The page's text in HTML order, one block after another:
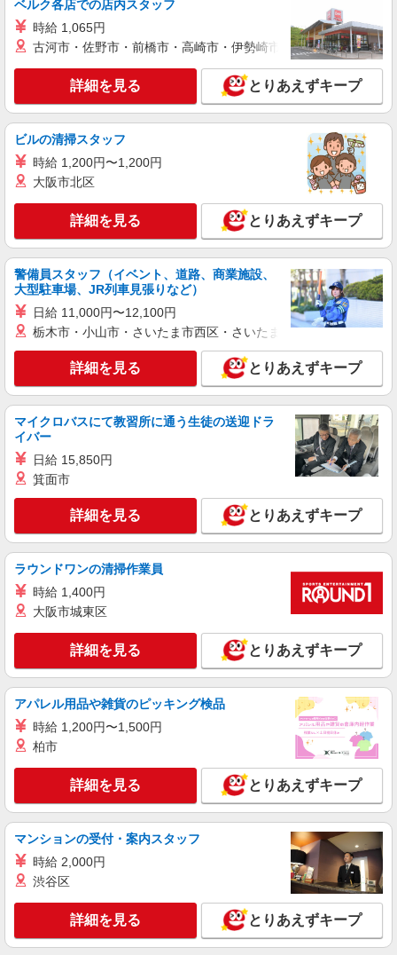
大学の設備メンテナンススタッフ
月給250,000円〜400,000円 ※保有資格により
変動 ※経験・能力・前職の給与額は最大限考慮 ※
試用・研修期間：3ヶ月（同条件） 給与例 年収
380万円・入社2年目／設備管理（30歳）・月給26
万円（手当含む）＋賞与 ＜資格手当の一例＞（最
大7万円） 電気主任技術者 ・1種、2種（月3万
5000円） 建築物環境衛生管理技術者（月7000円）
冷凍機械責任者3種（月3000円） 消防設備士 な
東京都港区三田
キープ 詳細を見る
東京美装興業株式会社 東京第一支店
オフィスビルの設備保守・点検スタッフ
月給250,000円〜400,000円 ※保有資格により
変動 ※経験・能力・前職の給与額は最大限考慮 ※
試用・研修期間：3ヶ月（同条件） 給与例 年収
380万円・入社2年目／設備管理（30歳）・月給26
万円（手当含む）＋賞与 ＜資格手当の一例＞（最
大7万円） 電気主任技術者 ・1種、2種（月3万
円） ・3種（月1万5000円） 電気工事士2種（月
5000円） 建築物環境衛生管理技術者（月7000円）
冷凍機械責任者3種（月3000円） 消防設備士 な
東京都港区六本木
キープ 詳細を見る
正社員
東京美装興業株式会社 東京第一支店
複合タワーの設備点検スタッフ
月給320,000円〜400,000円 ※保有資格により
変動 ※経験・能力・前職の給与額は最大限考慮 ※
試用・研修期間：3ヶ月（同条件） 給与例 年収
440万円・入社2年目／月給32.5万円（手当含む）
＋賞与 年収480万円・入社3年目／月給35万円（手
種（月1万5000円） 電気工事士2種（月5000円）
建築物環境衛生管理技術者（月7000円） 冷凍機械
責任者3種（月3000円） 消防設備士 など
東京都港区南青山3丁目
キープ 詳細を見る
東京美装興業株式会社 東京第一支店
複合タワーの設備メンテナンススタッフ
月給25万円〜40万円 ※保有資格により変動 ※
経験・能力・前職の給与額は最大限考慮 ※試用・
円・入社2年目／設備管理（30歳）・月給26万円
（手当含む）＋賞与 ＜資格手当の一例＞（最大7
万円） 電気主任技術者 ・1種、2種（月3万円） ・
3種（月1万5000円） 電気工事士2種（月5000円）
建築物環境衛生管理技術者（月7000円） 冷凍機械
責任者3種（月3000円） 消防設備士 など
キープ 詳細を見る
正社員
東京美装興業株式会社 東京第一支店
複合タワーの統括責任者（建物管理）
月給35万円〜45万円 ※経験・能力による 年収
例 ・月給35万円の場合 （1年目）年収420万円
（2年目）年収480万円※賞与年2回含む ・月給45
万円の場合 （1年目）年収540万円 （2年目）年収
620万円※賞与年2回含む
東京都港区南青山3丁目
キープ 詳細を見る
アルバイト パート
大和ライフネクスト株式会社 SYUTOKEN0006
マンション代行管理員
17
東京都港区
ベルク各店での店内スタッフ
時給 1,065円
古河市・佐野市・前橋市・高崎市・伊勢崎市・太田市・館林市
詳細を見る とりあえずキープ
ビルの清掃スタッフ
時給 1,200円〜1,200円
大阪市北区
詳細を見る とりあえずキープ
警備員スタッフ（イベント、道路、商業施設、
大型駐車場、JR列車見張りなど）
日給 11,000円〜12,100円
栃木市・小山市・さいたま市西区・さいたま市岩槻区・久喜市・
詳細を見る とりあえずキープ
マイクロバスにて教習所に通う生徒の送迎ドラ
イバー
日給 15,850円
箕面市
詳細を見る とりあえずキープ
ラウンドワンの清掃作業員
時給 1,400円
大阪市城東区
詳細を見る とりあえずキープ
アパレル用品や雑貨のピッキング検品
時給 1,200円〜1,500円
柏市
詳細を見る とりあえずキープ
マンションの受付・案内スタッフ
時給 2,000円
渋谷区
詳細を見る とりあえずキープ